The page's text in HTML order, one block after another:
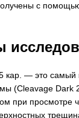
с
кар. — это самый
(Cleavage Dark
при просмотре